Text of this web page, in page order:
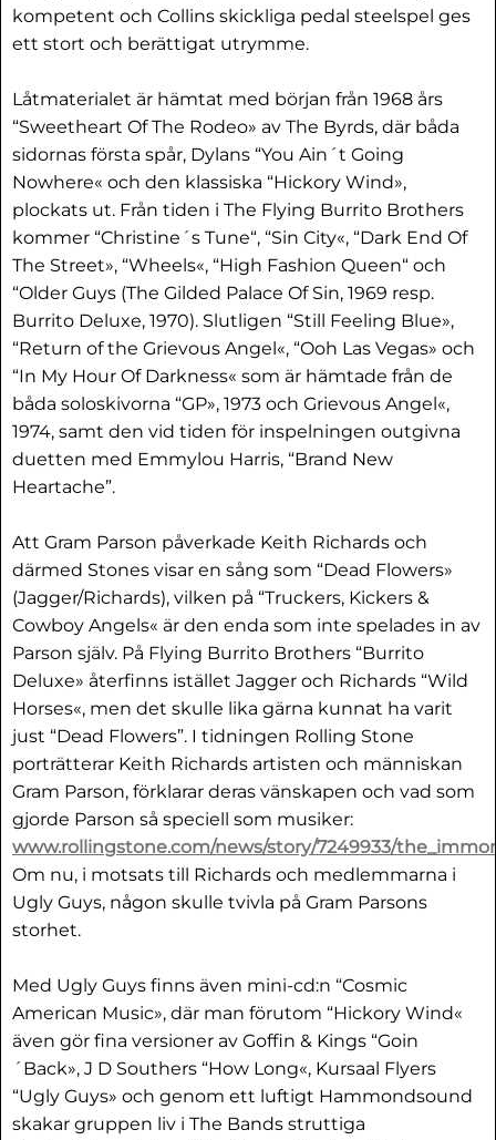
kompetent och Collins skickliga pedal steelspel ges
ett stort och berättigat utrymme.
Låtmaterialet är hämtat med början från 1968 års
“Sweetheart Of The Rodeo» av The Byrds, där båda
sidornas första spår, Dylans “You Ain´t Going
Nowhere« och den klassiska “Hickory Wind»,
plockats ut. Från tiden i The Flying Burrito Brothers
kommer “Christine´s Tune“, “Sin City«, “Dark End Of
The Street», “Wheels«, “High Fashion Queen“ och
“Older Guys (The Gilded Palace Of Sin, 1969 resp.
Burrito Deluxe, 1970). Slutligen “Still Feeling Blue»,
“Return of the Grievous Angel«, “Ooh Las Vegas» och
“In My Hour Of Darkness« som är hämtade från de
båda soloskivorna “GP», 1973 och Grievous Angel«,
1974, samt den vid tiden för inspelningen outgivna
duetten med Emmylou Harris, “Brand New
Heartache”.
Att Gram Parson påverkade Keith Richards och
därmed Stones visar en sång som “Dead Flowers»
(Jagger/Richards), vilken på “Truckers, Kickers &
Cowboy Angels« är den enda som inte spelades in av
Parson själv. På Flying Burrito Brothers “Burrito
Deluxe» återfinns istället Jagger och Richards “Wild
Horses«, men det skulle lika gärna kunnat ha varit
just “Dead Flowers”. I tidningen Rolling Stone
porträtterar Keith Richards artisten och människan
Gram Parson, förklarar deras vänskapen och vad som
gjorde Parson så speciell som musiker:
www.rollingstone.com/news/story/7249933/
Om nu, i motsats till Richards och medlemmarna i
Ugly Guys, någon skulle tvivla på Gram Parsons
storhet.
Med Ugly Guys finns även mini-cd:n “Cosmic
American Music», där man förutom “Hickory Wind«
även gör fina versioner av Goffin & Kings “Goin
´Back», J D Southers “How Long«, Kursaal Flyers
“Ugly Guys» och genom ett luftigt Hammondsound
skakar gruppen liv i The Bands struttiga